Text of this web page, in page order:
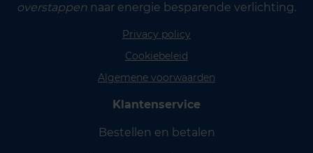
overstappen naar energie besparende verlichting.
Privacy policy
Cookiebeleid
Algemene voorwaarden
Klantenservice
Bestellen en betalen